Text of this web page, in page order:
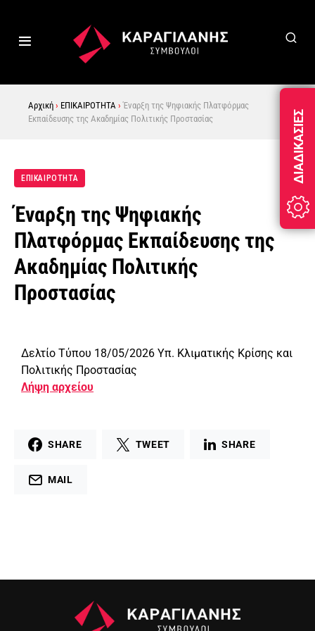
Αρχική › ΕΠΙΚΑΙΡΟΤΗΤΑ › Έναρξη της Ψηφιακής Πλατφόρμας
Εκπαίδευσης της Ακαδημίας Πολιτικής Προστασίας
ΕΠΙΚΑΙΡΟΤΗΤΑ
Έναρξη της Ψηφιακής
Πλατφόρμας Εκπαίδευσης της
Ακαδημίας Πολιτικής
Προστασίας
Δελτίο Τύπου 18/05/2026 Υπ. Κλιματικής Κρίσης και
Πολιτικής Προστασίας
Λήψη αρχείου
SHARE TWEET SHARE
MAIL
ΔΙΑΔΙΚΑΣΊΕΣ